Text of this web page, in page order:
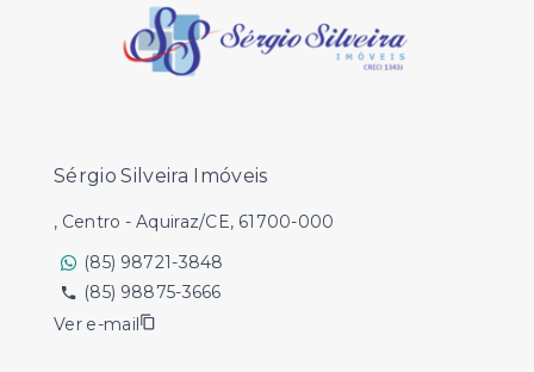
Sérgio Silveira Imóveis
, Centro - Aquiraz/CE, 61700-000
(85) 98721-3848
(85) 98875-3666
Ver e-mail